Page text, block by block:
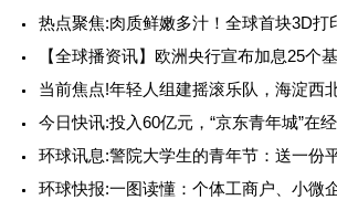
热点聚焦:肉质鲜嫩多汁！全球首块3D打
【全球播资讯】欧洲央行宣布加息25个
当前焦点!年轻人组建摇滚乐队，海淀西
今日快讯:投入60亿元，“京东青年城”在经
环球讯息:警院大学生的青年节：送一份
环球快报:一图读懂：个体工商户、小微